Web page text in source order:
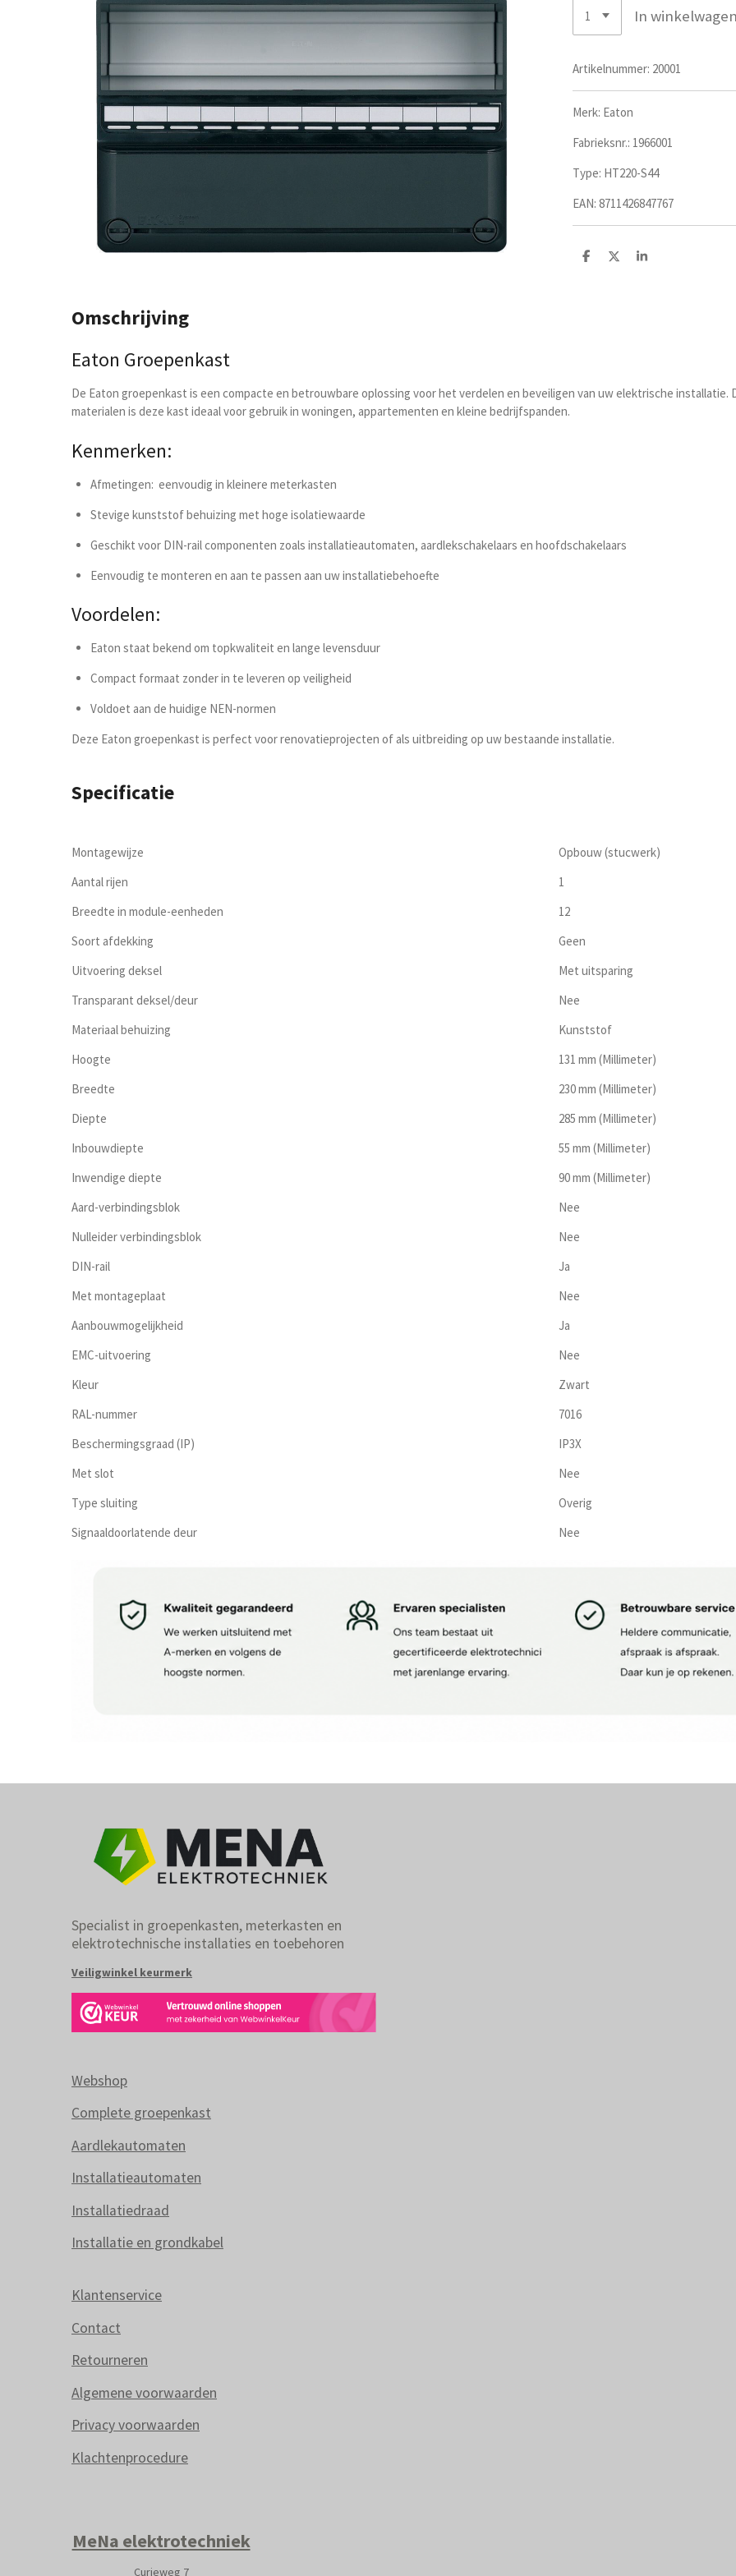
In
Artikelnummer: 20001
Merk: Eaton
Fabrieksnr.: 1966001
Type: HT220-S44
EAN: 8711426847767
D
D
S
Omschrijving
Eaton Groepenkast
De Eaton groepenkast is een compacte en betrouwbare oplossing voor het verdelen en beveiligen van uw elektrische installatie.
materialen is deze kast ideaal voor gebruik in woningen, appartementen en kleine bedrijfspanden.
Kenmerken:
Afmetingen: eenvoudig in kleinere meterkasten
Stevige kunststof behuizing met hoge isolatiewaarde
Geschikt voor DIN-rail componenten zoals installatieautomaten, aardlekschakelaars en hoofdschakelaars
Eenvoudig te monteren en aan te passen aan uw installatiebehoefte
Voordelen:
Eaton staat bekend om topkwaliteit en lange levensduur
Compact formaat zonder in te leveren op veiligheid
Voldoet aan de huidige NEN-normen
Deze Eaton groepenkast is perfect voor renovatieprojecten of als uitbreiding op uw bestaande installatie.
Specificatie
Montagewijze
Opbouw (stucwerk)
Aantal rijen
1
Breedte in module-eenheden
12
Soort afdekking
Geen
Uitvoering deksel
Met uitsparing
Transparant deksel/deur
Nee
Materiaal behuizing
Kunststof
Hoogte
131 mm (Millimeter)
Breedte
230 mm (Millimeter)
Diepte
285 mm (Millimeter)
Inbouwdiepte
55 mm (Millimeter)
Inwendige diepte
90 mm (Millimeter)
Aard-verbindingsblok
Nee
Nulleider verbindingsblok
Nee
DIN-rail
Ja
Met montageplaat
Nee
Aanbouwmogelijkheid
Ja
EMC-uitvoering
Nee
Kleur
Zwart
RAL-nummer
7016
Beschermingsgraad (IP)
IP3X
Met slot
Nee
Type sluiting
Overig
Signaaldoorlatende deur
Nee
Specialist in groepenkasten, meterkasten en
elektrotechnische installaties en toebehoren
Veiligwinkel keurmerk
Webshop
Complete groepenkast
Aardlekautomaten
Installatieautomaten
Installatiedraad
Installatie en grondkabel
Klantenservice
Contact
Retourneren
Algemene voorwaarden
Privacy voorwaarden
Klachtenprocedure
MeNa elektrotechniek
Curieweg 7